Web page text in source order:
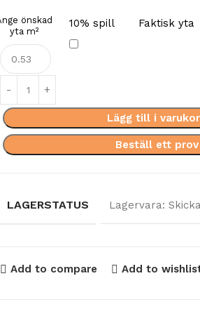
önskad
yta m²
10% spill Faktisk yta
Lägg till i
Beställ ett prov
LAGERSTATUS Lagervara:
Add to compare Add to